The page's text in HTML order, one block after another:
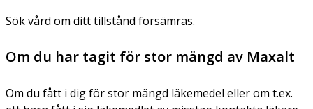
Sök vård om ditt tillstånd försämras.
Om du har tagit för stor mängd av Maxalt
Om du fått i dig för stor mängd läkemedel eller om t.ex.